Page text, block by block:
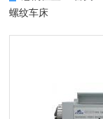
螺纹车床